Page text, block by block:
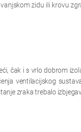
zidu ili krovu
čak i s vrlo dobrom
ventilacijskog
zraka trebalo